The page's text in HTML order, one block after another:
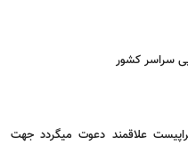
سراسر کشور
علاقمند دعوت میگردد جهت